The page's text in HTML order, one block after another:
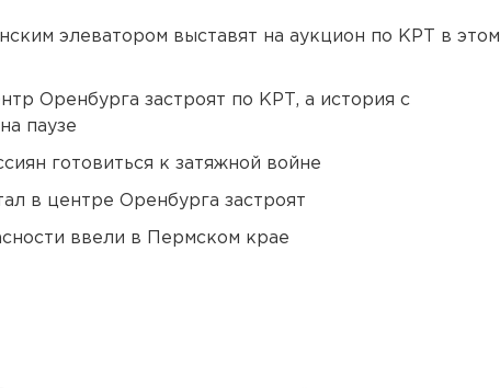
элеватором выставят на аукцион по КРТ в этом
Оренбурга застроят по КРТ, а история с
паузе
готовиться к затяжной войне
в центре Оренбурга застроят
ввели в Пермском крае